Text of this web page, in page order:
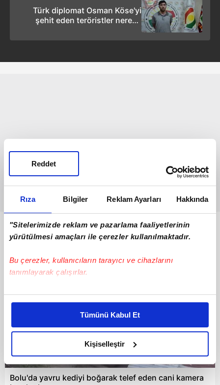
Rıza Bilgiler Reklam Ayarları Hakkında
"Sitelerimizde reklam ve pazarlama faaliyetlerinin
yürütülmesi amaçları ile çerezler kullanılmaktadır.
Bu çerezler, kullanıcıların tarayıcı ve cihazlarını
tanımlayarak çalışırlar.
Bu çerezlere izin vermeniz halinde sizlere özel
daha iyi reklam deneyimi yaşatabiliriz. Bunu yaparken
amacımızın size daha iyi bir reklam deneyimi sunmak
olduğunu ve sizlere en iyi içerikleri sunabilmek adına
elimizden gelen çabayı gösterdiğimizi ve bu noktada,
reklamların maliyetlerimizi karşılamak noktasında tek gelir
kalemimiz olduğunu sizlere hatırlatmak isteriz.
Tümünü Kabul Et
Kişiselleştir
Reddet
Türk diplomat Osman Köse'yi
şehit eden teröristler nerede
Bunlar da Var
05:26
Bolu'da yavru kediyi boğarak telef eden cani kamera